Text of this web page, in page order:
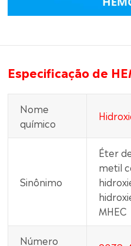
Especificação de
Nome
químico
Sinônimo
Éter
metil
MHEC
Número